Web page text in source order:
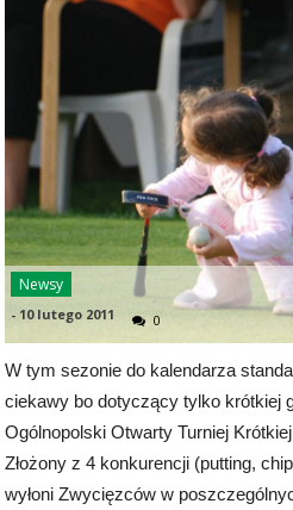
Newsy
- 10 lutego 2011 0
W tym sezonie do kalendarza
ciekawy bo dotyczący tylko krótkiej
Ogólnopolski Otwarty Turniej
Złożony z 4 konkurencji (putting,
wyłoni Zwycięzców w